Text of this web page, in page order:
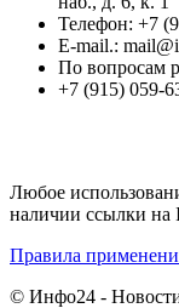
Телефон: +7
E-mail.:
По вопросам
+7 (915) 059-
Любое
наличии ссылки на
Правила
© Инфо24 -